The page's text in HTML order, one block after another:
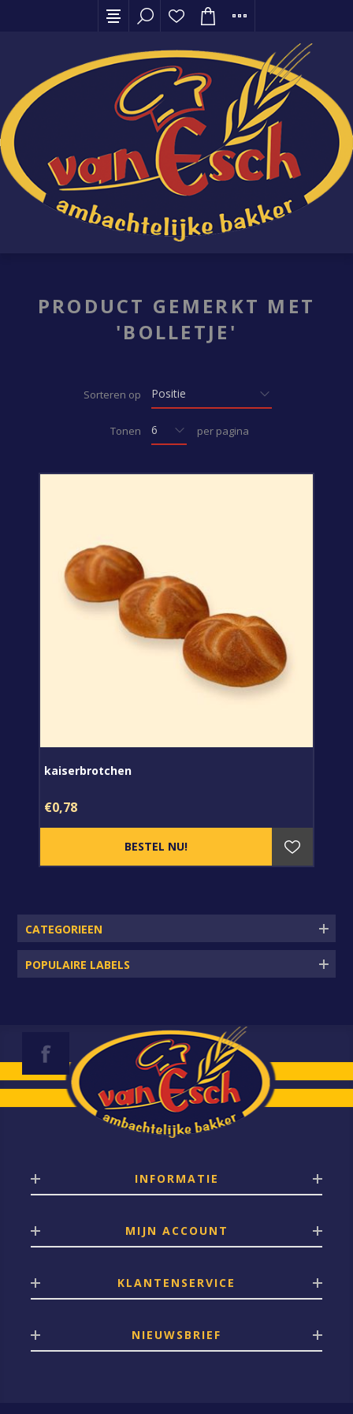
PRODUCT GEMERKT MET
'BOLLETJE'
Sorteren op
Tonen per pagina
kaiserbrotchen
€0,78
CATEGORIEEN
POPULAIRE LABELS
INFORMATIE
MIJN ACCOUNT
KLANTENSERVICE
NIEUWSBRIEF